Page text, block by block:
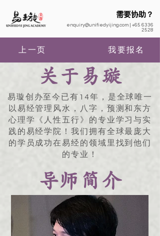
需要协助？
enquiry@unifiedyijing.com
+65 6336
2528
上一页 我要报名
关于易璇
易璇创办至今已有14年，是全球唯一
以易经管理风水，八字，预测和东方
心理学《人性五行》的专业学习与实
践的易经学院！我们拥有全球最庞大
的学员成功在易经的领域里找到他们
的专业！
导师简介